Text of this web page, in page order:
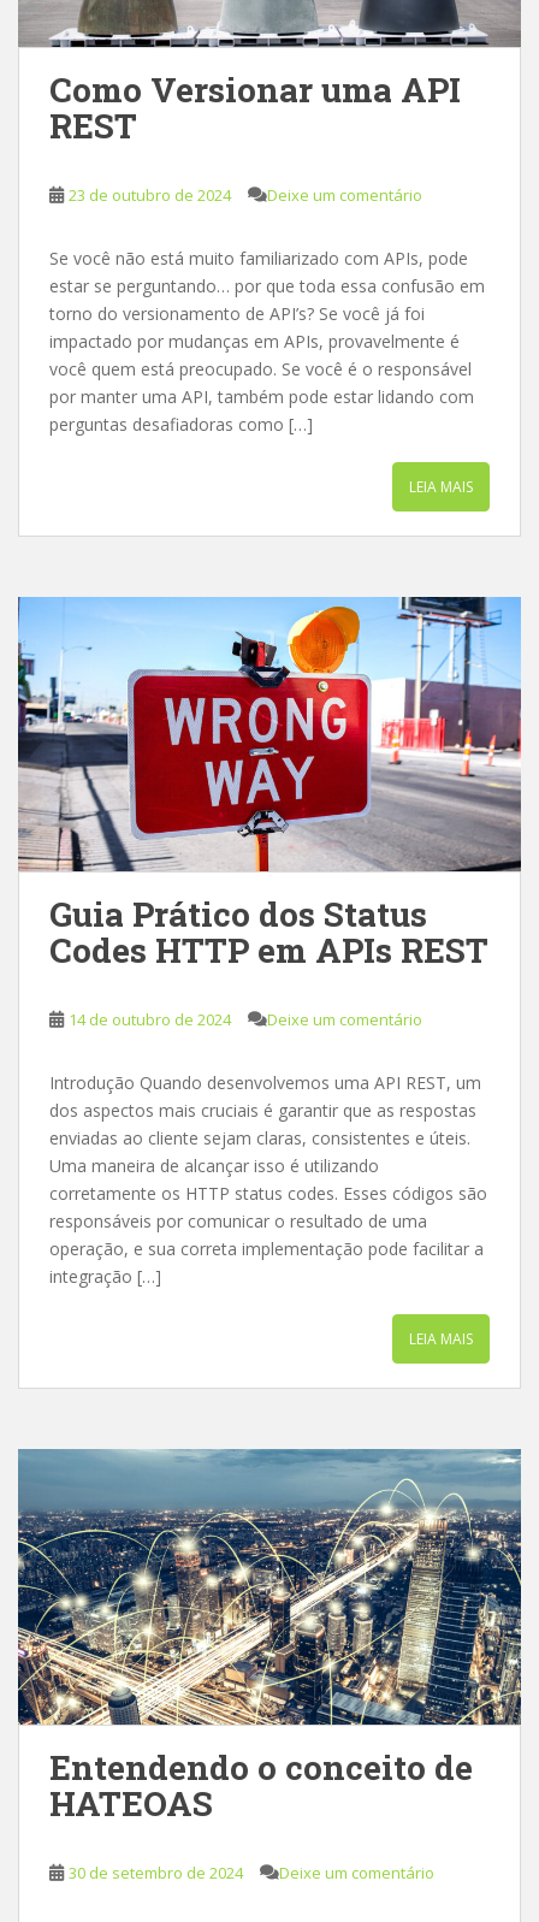
Como Versionar uma API
REST
23 de outubro de 2024 Deixe um comentário
Se você não está muito familiarizado com APIs, pode
estar se perguntando… por que toda essa confusão em
torno do versionamento de API’s? Se você já foi
impactado por mudanças em APIs, provavelmente é
você quem está preocupado. Se você é o responsável
por manter uma API, também pode estar lidando com
perguntas desafiadoras como […]
LEIA MAIS
Guia Prático dos Status
Codes HTTP em APIs REST
14 de outubro de 2024 Deixe um comentário
Introdução Quando desenvolvemos uma API REST, um
dos aspectos mais cruciais é garantir que as respostas
enviadas ao cliente sejam claras, consistentes e úteis.
Uma maneira de alcançar isso é utilizando
corretamente os HTTP status codes. Esses códigos são
responsáveis por comunicar o resultado de uma
operação, e sua correta implementação pode facilitar a
integração […]
LEIA MAIS
Entendendo o conceito de
HATEOAS
30 de setembro de 2024 Deixe um comentário